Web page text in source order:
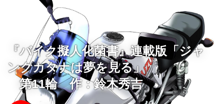
『バイク擬人化菌書』連載版「ジャ
ンクカタナは夢を見る」
第11輪 作：鈴木秀吉